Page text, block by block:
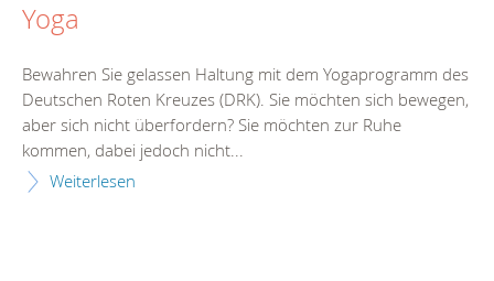
Yoga
Bewahren Sie gelassen Haltung mit dem Yogaprogramm des
Deutschen Roten Kreuzes (DRK). Sie möchten sich bewegen,
aber sich nicht überfordern? Sie möchten zur Ruhe
kommen, dabei jedoch nicht...
Weiterlesen